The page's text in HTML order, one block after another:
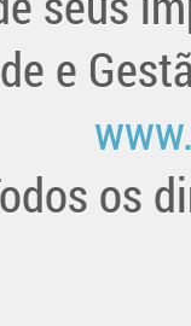
e
os